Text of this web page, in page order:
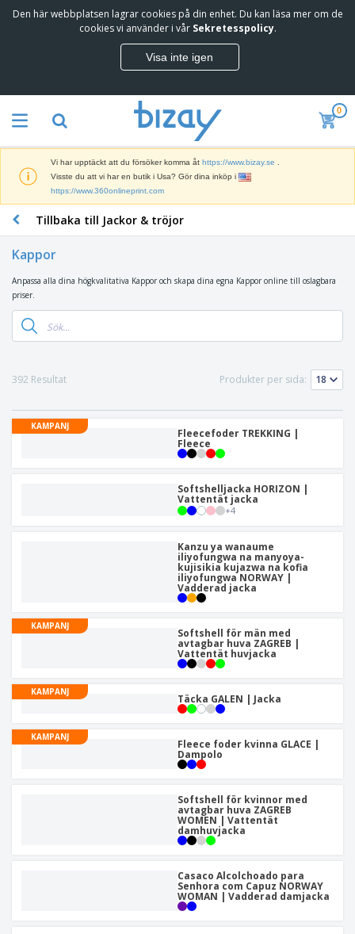
Den här webbplatsen lagrar cookies på din enhet. Du kan läsa mer om de
cookies vi använder i vår Sekretesspolicy.
Visa inte igen
0
Vi har upptäckt att du försöker komma åt https://www.bizay.se
Visste du att vi har en butik i Usa? Gör dina inköp i
https://www.360onlineprint.com
Tillbaka till Jackor & tröjor
Kappor
Anpassa alla dina högkvalitativa Kappor och skapa dina egna Kappor online till oslagbara
priser.
392 Resultat Produkter per sida:
KAMPANJ
Fleecefoder TREKKING |
Fleece
Softshelljacka HORIZON |
Vattentät jacka
+4
Kanzu ya wanaume
iliyofungwa na manyoya-
kujisikia kujazwa na kofia
iliyofungwa NORWAY |
Vadderad jacka
KAMPANJ
Softshell för män med
avtagbar huva ZAGREB |
Vattentät huvjacka
KAMPANJ
Täcka GALEN | Jacka
KAMPANJ
Fleece foder kvinna GLACE |
Dampolo
Softshell för kvinnor med
avtagbar huva ZAGREB
WOMEN | Vattentät
damhuvjacka
Casaco Alcolchoado para
Senhora com Capuz NORWAY
WOMAN | Vadderad damjacka